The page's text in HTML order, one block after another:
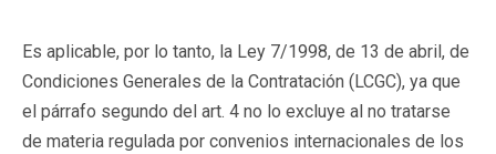
Es aplicable, por lo tanto, la Ley 7/1998, de 13 de abril, de
Condiciones Generales de la Contratación (LCGC), ya que
el párrafo segundo del art. 4 no lo excluye al no tratarse
de materia regulada por convenios internacionales de los